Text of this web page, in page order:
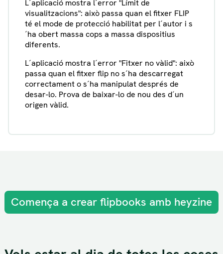
L´aplicació mostra l´error "Límit de
visualitzacions": això passa quan el fitxer FLIP
té el mode de protecció habilitat per l´autor i s
´ha obert massa cops a massa dispositius
diferents.
L´aplicació mostra l´error "Fitxer no vàlid": això
passa quan el fitxer flip no s´ha descarregat
correctament o s´ha manipulat després de
desar-lo. Prova de baixar-lo de nou des d´un
origen vàlid.
Comença a crear flipbooks amb heyzine